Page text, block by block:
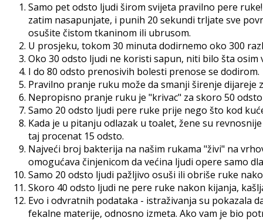
Samo pet odsto ljudi širom svijeta pravilno pere
zatim nasapunjate, i punih 20 sekundi trljate sve
osušite čistom tkaninom ili ubrusom.
U prosjeku, tokom 30 minuta dodirnemo oko 300
Oko 30 odsto ljudi ne koristi sapun, niti bilo šta osim
I do 80 odsto prenosivih bolesti prenose se dodirom.
Pravilno pranje ruku može da smanji širenje
Nepropisno pranje ruku je "krivac" za skoro 50
Samo 20 odsto ljudi pere ruke prije nego što kod
Kada je u pitanju odlazak u toalet, žene su
taj procenat 15 odsto.
Najveći broj bakterija na našim rukama "živi" na
omogućava činjenicom da većina ljudi opere samo
Samo 20 odsto ljudi pažljivo osuši ili obriše ruke
Skoro 40 odsto ljudi ne pere ruke nakon kijanja,
Evo i odvratnih podataka - istraživanja su pokazala
fekalne materije, odnosno izmeta. Ako vam je bio